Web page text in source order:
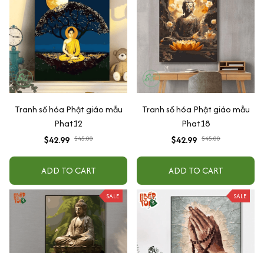
Tranh số hóa Phật giáo mẫu
Phat12
$42.99 $45.00
ADD TO CART
Tranh số hóa Phật giáo mẫu
Phat18
$42.99 $45.00
ADD TO CART
SALE SALE